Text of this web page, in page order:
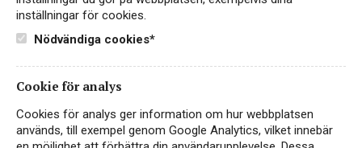
Instagram
Facebook
inställningar för cookies.
Nödvändiga cookies*
Cookie för analys
Cookies för analys ger information om hur webbplatsen
används, till exempel genom Google Analytics, vilket innebär